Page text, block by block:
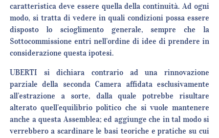
caratteristica deve essere quella della continuità. Ad ogni
modo, si tratta di vedere in quali condizioni possa essere
disposto lo scioglimento generale, sempre che la
Sottocommissione entri nell’ordine di idee di prendere in
considerazione questa ipotesi.
UBERTI si dichiara contrario ad una rinnovazione
parziale della seconda Camera affidata esclusivamente
all’estrazione a sorte, dalla quale potrebbe risultare
alterato quell’equilibrio politico che si vuole mantenere
anche a questa Assemblea; ed aggiunge che in tal modo si
verrebbero a scardinare le basi teoriche e pratiche su cui